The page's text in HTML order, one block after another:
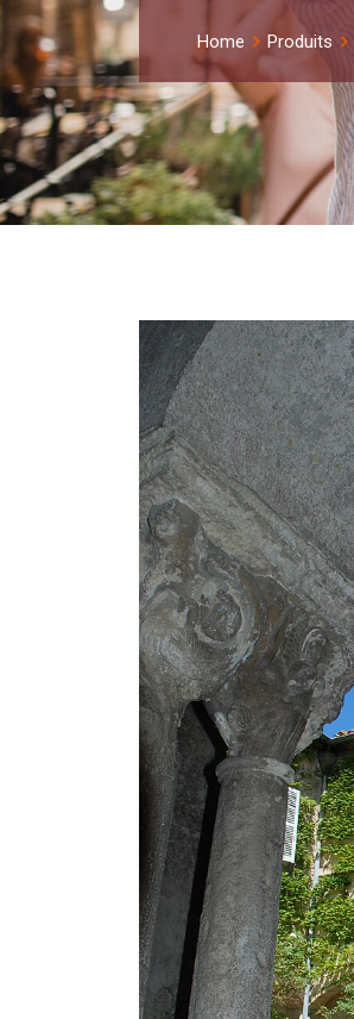
Home Produits